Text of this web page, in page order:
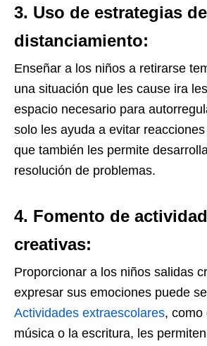
3. Uso de estrategias de
distanciamiento:
Enseñar a los niños a retirarse
una situación que les cause ira
espacio necesario para
solo les ayuda a evitar
que también les permite
resolución de problemas.
4. Fomento de
creativas:
Proporcionar a los niños salidas
expresar sus emociones puede
Actividades extraescolares, como
música o la escritura, les